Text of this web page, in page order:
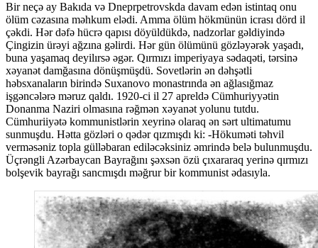
Bir neçə ay Bakıda və Dneprpetrovskda davam edən istintaq onu
ölüm cəzasına məhkum elədi. Amma ölüm hökmünün icrası dörd il
çəkdi. Hər dəfə hücrə qapısı döyüldükdə, nadzorlar gəldiyində
Çingizin ürəyi ağzına gəlirdi. Hər gün ölümünü gözləyərək yaşadı,
buna yaşamaq deyilırsə əgər. Qırmızı imperiyaya sədaqəti, tərsinə
xəyanət damğasına dönüşmüşdü. Sovetlərin ən dəhşətli
həbsxanaların birində Suxanovo monastrında ən ağlasığmaz
işgəncələrə məruz qaldı. 1920-ci il 27 apreldə Cümhuriyyətin
Donanma Naziri olmasına rəğmən xəyanət yolunu tutdu.
Cümhuriiyətə kommunistlərin xeyrinə olaraq ən sərt ultimatumu
sunmuşdu. Hətta gözləri o qədər qızmışdı ki: -Hökuməti təhvil
verməsəniz topla gülləbaran ediləcəksiniz əmrində belə bulunmuşdu.
Üçrəngli Azərbaycan Bayrağını şəxsən özü çıxararaq yerinə qırmızı
bolşevik bayrağı sancmışdı məğrur bir kommunist ədasıyla.